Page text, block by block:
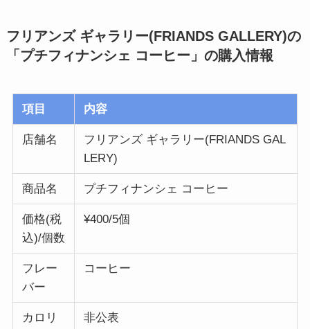
フリアンズ ギャラリー(FRIANDS GALLERY)の
「 プチフィナンシェ コーヒー 」 の購入情報
項目 内容
店舗名
フリアンズ ギャラリー(FRIANDS GAL
LERY)
商品名 プチフィナンシェ コーヒー
価格(税
込)/個数
¥400/5個
フレー
バー
コーヒー
カロリ
非公表